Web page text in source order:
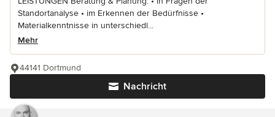
Standortanalyse • im Erkennen der Bedürfnisse •
Materialkenntnisse in unterschiedl...
Mehr
Nachricht
44141 Dortmund